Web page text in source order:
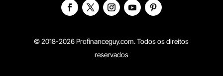
© 2018-2026 Profinanceguy.com. Todos os direitos
reservados